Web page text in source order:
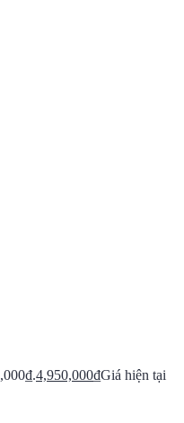
4,950,000₫Giá hiện tại